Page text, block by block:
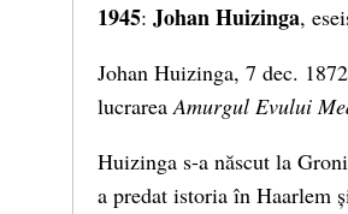
1945: Johan Huizinga,
Johan Huizinga, 7 dec.
lucrareaAmurgul Evului
Huizinga s-a născut la
a predat istoria în Haarlem